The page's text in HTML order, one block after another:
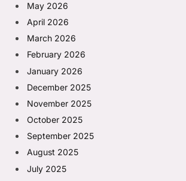
May 2026
April 2026
March 2026
February 2026
January 2026
December 2025
November 2025
October 2025
September 2025
August 2025
July 2025